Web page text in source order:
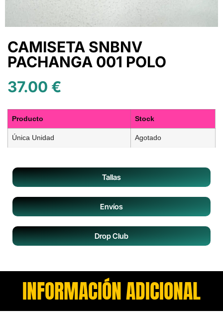
CAMISETA SNBNV
PACHANGA 001 POLO
37.00 €
Producto Stock
Única Unidad Agotado
Tallas
Envíos
Drop Club
INFORMACIÓN ADICIONAL